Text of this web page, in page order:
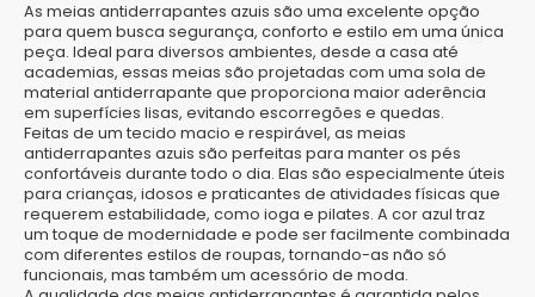
As meias antiderrapantes azuis são uma excelente opção
para quem busca segurança, conforto e estilo em uma única
peça. Ideal para diversos ambientes, desde a casa até
academias, essas meias são projetadas com uma sola de
material antiderrapante que proporciona maior aderência
em superfícies lisas, evitando escorregões e quedas.
Feitas de um tecido macio e respirável, as meias
antiderrapantes azuis são perfeitas para manter os pés
confortáveis durante todo o dia. Elas são especialmente úteis
para crianças, idosos e praticantes de atividades físicas que
requerem estabilidade, como ioga e pilates. A cor azul traz
um toque de modernidade e pode ser facilmente combinada
com diferentes estilos de roupas, tornando-as não só
funcionais, mas também um acessório de moda.